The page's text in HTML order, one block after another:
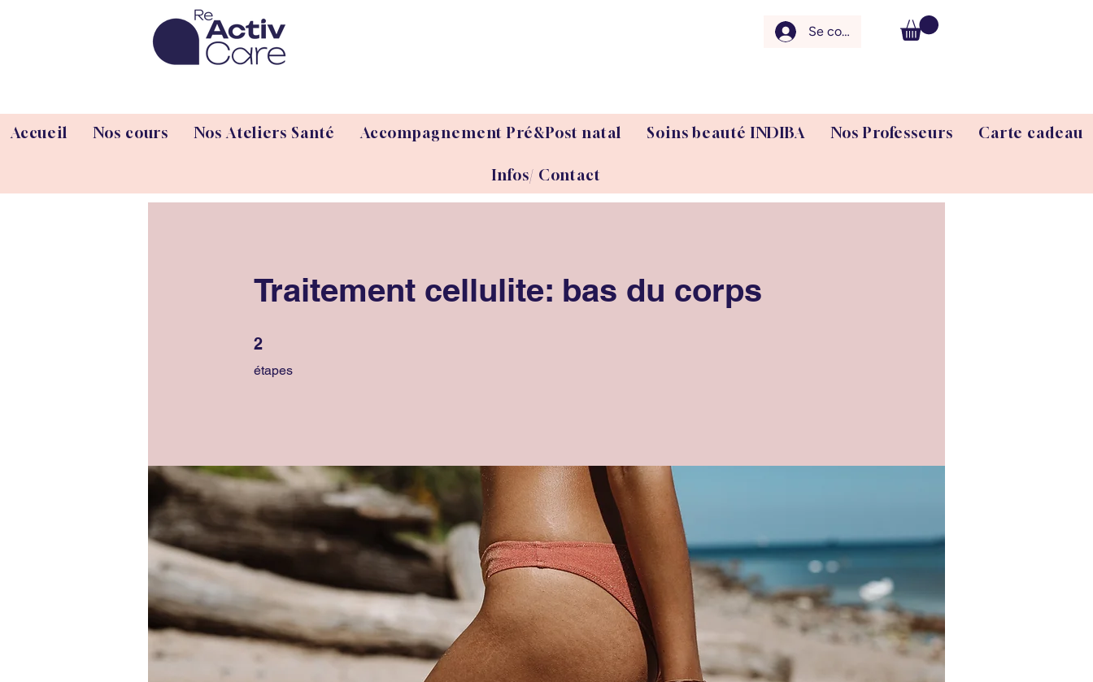
Se connecter
Accueil Nos cours Nos Ateliers Santé Accompagnement Pré&Post natal Soins beauté INDIBA Nos Professeurs Carte cadeau
Infos/ Contact
Traitement cellulite: bas du corps
2
étapes
2 étapes